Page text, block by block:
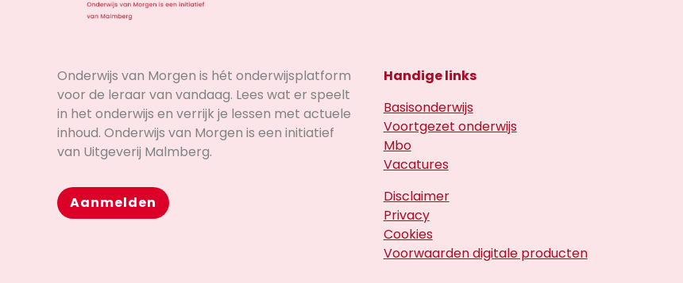
Onderwijs van Morgen is hét onderwijsplatform
voor de leraar van vandaag. Lees wat er speelt
in het onderwijs en verrijk je lessen met actuele
inhoud. Onderwijs van Morgen is een initiatief
van Uitgeverij Malmberg.
Aanmelden
Handige links
Basisonderwijs
Voortgezet onderwijs
Mbo
Vacatures
Disclaimer
Privacy
Cookies
Voorwaarden digitale producten